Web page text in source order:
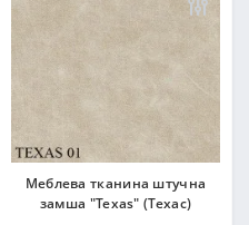
Меблева тканина штучна
замша "Texas" (Техас)